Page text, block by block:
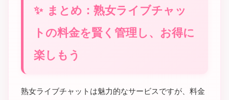
まとめ：熟女ライブチャッ
トの料金を賢く管理し、お得に
楽しもう
熟女ライブチャットは魅力的なサービスですが、料金